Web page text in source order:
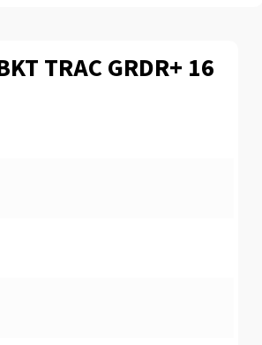
TRAC GRDR+ 16